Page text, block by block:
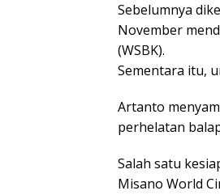
Sebelumnya
November
(WSBK).
Sementara itu,
Artanto
perhelatan
Salah satu
Misano World